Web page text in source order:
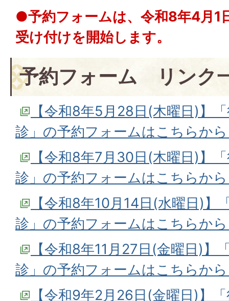
●予約フォームは、令和8年4月1
受け付けを開始します。
予約フォーム リンク
【令和8年5月28日(木曜日)】
診」の予約フォームはこちらか
【令和8年7月30日(木曜日)】
診」の予約フォームはこちらか
【令和8年10月14日(水曜日)】
診」の予約フォームはこちらか
【令和8年11月27日(金曜日)】
診」の予約フォームはこちらか
【令和9年2月26日(金曜日)】